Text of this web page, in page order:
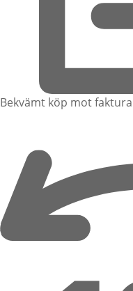
Bekvämt köp mot faktura